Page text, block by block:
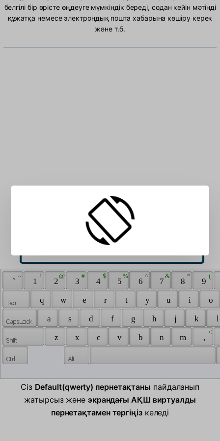
белгілі бір өрісте өңдеуге мүмкіндік береді, содан кейін мәтінді
құжатқа немесе электрондық пошта хабарына көшіру керек
және т.б.
Жолаққа АҚШ таңбаны теріңіз:
`
~
1
!
2
@
3
#
4
$
5
%
6
^
7
&
8
*
9
(
q w e r t y u i
o
a
s d f g h j k
z
x c v b n m ,
<
Сіз Default(qwerty) пернетақтаны пайдаланып
жатырсыз және экрандағы АҚШ виртуалды
пернетақтамен тергіңізкеледі